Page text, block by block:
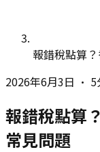
報錯稅點算
2026年6月3日 • 5
報錯稅點算
常見問題